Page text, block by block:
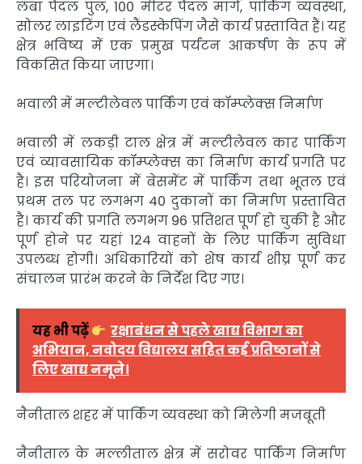
लंबा पैदल पुल, 100 मीटर पैदल मार्ग, पार्किंग व्यवस्था,
सोलर लाइटिंग एवं लैंडस्केपिंग जैसे कार्य प्रस्तावित हैं। यह
क्षेत्र भविष्य में एक प्रमुख पर्यटन आकर्षण के रूप में
विकसित किया जाएगा।
भवाली में मल्टीलेवल पार्किंग एवं कॉम्प्लेक्स निर्माण
भवाली में लकड़ी टाल क्षेत्र में मल्टीलेवल कार पार्किंग
एवं व्यावसायिक कॉम्प्लेक्स का निर्माण कार्य प्रगति पर
है। इस परियोजना में बेसमेंट में पार्किंग तथा भूतल एवं
प्रथम तल पर लगभग 40 दुकानों का निर्माण प्रस्तावित
है। कार्य की प्रगति लगभग 96 प्रतिशत पूर्ण हो चुकी है और
पूर्ण होने पर यहां 124 वाहनों के लिए पार्किंग सुविधा
उपलब्ध होगी। अधिकारियों को शेष कार्य शीघ्र पूर्ण कर
संचालन प्रारंभ करने के निर्देश दिए गए।
यह भी पढ़ें
रक्षाबंधन से पहले खाद्य विभाग का
अभियान, नवोदय विद्यालय सहित कई प्रतिष्ठानों से
लिए खाद्य नमूने।
नैनीताल शहर में पार्किंग व्यवस्था को मिलेगी मजबूती
नैनीताल के मल्लीताल क्षेत्र में सरोवर पार्किंग निर्माण